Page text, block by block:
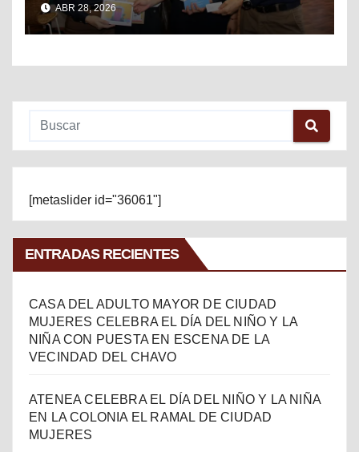
MÉXICO
ABR 28, 2026
[metaslider id="36061"]
ENTRADAS RECIENTES
CASA DEL ADULTO MAYOR DE CIUDAD
MUJERES CELEBRA EL DÍA DEL NIÑO Y LA
NIÑA CON PUESTA EN ESCENA DE LA
VECINDAD DEL CHAVO
ATENEA CELEBRA EL DÍA DEL NIÑO Y LA NIÑA
EN LA COLONIA EL RAMAL DE CIUDAD
MUJERES